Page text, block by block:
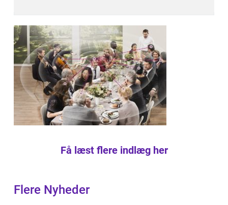
Få læst flere indlæg her
Flere Nyheder